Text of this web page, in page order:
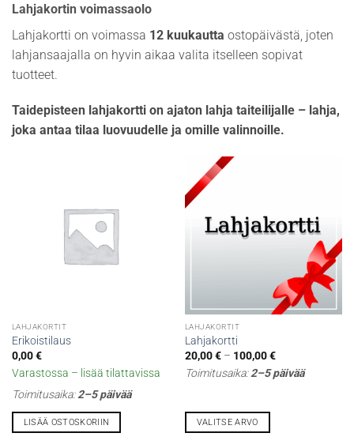
Lahjakortin voimassaolo
Lahjakortti on voimassa 12 kuukautta ostopäivästä, joten
lahjansaajalla on hyvin aikaa valita itselleen sopivat
tuotteet.
Taidepisteen lahjakortti on ajaton lahja taiteilijalle – lahja,
joka antaa tilaa luovuudelle ja omille valinnoille.
LAHJAKORTIT
Erikoistilaus
0,00€
Varastossa – lisää tilattavissa
Toimitusaika:2–5 päivää
LISÄÄ OSTOSKORIIN
LAHJAKORTIT
Lahjakortti
20,00€ – 100,00€Hintaluokka:
-
Toimitusaika:2–5 päivää
VALITSE ARVO